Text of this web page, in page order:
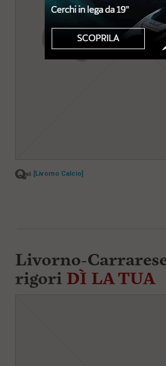
[Livorno Calcio]
Livorno-
rigori DÌ LA TUA